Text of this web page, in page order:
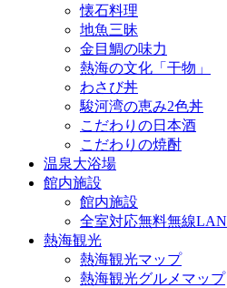
懐石料理
地魚三昧
金目鯛の味力
熱海の文化「干物」
わさび丼
駿河湾の恵み2色丼
こだわりの日本酒
こだわりの焼酎
温泉大浴場
館内施設
館内施設
全室対応無料無線LAN
熱海観光
熱海観光マップ
熱海観光グルメマップ